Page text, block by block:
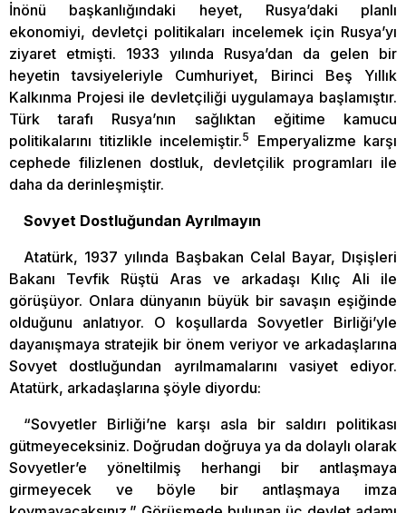
İnönü başkanlığındaki heyet, Rusya’daki planlı
ekonomiyi, devletçi politikaları incelemek için Rusya’yı
ziyaret etmişti. 1933 yılında Rusya’dan da gelen bir
heyetin tavsiyeleriyle Cumhuriyet, Birinci Beş Yıllık
Kalkınma Projesi ile devletçiliği uygulamaya başlamıştır.
Türk tarafı Rusya’nın sağlıktan eğitime kamucu
politikalarını titizlikle incelemiştir.5
Emperyalizme karşı
cephede filizlenen dostluk, devletçilik programları ile
daha da derinleşmiştir.
Sovyet Dostluğundan Ayrılmayın
Atatürk, 1937 yılında Başbakan Celal Bayar, Dışişleri
Bakanı Tevfik Rüştü Aras ve arkadaşı Kılıç Ali ile
görüşüyor. Onlara dünyanın büyük bir savaşın eşiğinde
olduğunu anlatıyor. O koşullarda Sovyetler Birliği’yle
dayanışmaya stratejik bir önem veriyor ve arkadaşlarına
Sovyet dostluğundan ayrılmamalarını vasiyet ediyor.
Atatürk, arkadaşlarına şöyle diyordu:
“Sovyetler Birliği’ne karşı asla bir saldırı politikası
gütmeyeceksiniz. Doğrudan doğruya ya da dolaylı olarak
Sovyetler’e yöneltilmiş herhangi bir antlaşmaya
girmeyecek ve böyle bir antlaşmaya imza